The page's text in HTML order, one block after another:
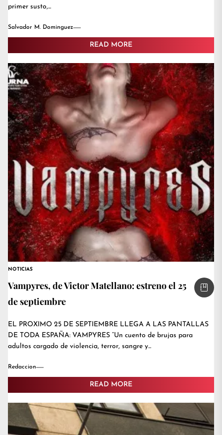
primer susto,...
Salvador M. Dominguez
READ MORE
NOTICIAS
Vampyres, de Victor Matellano: estreno el 25
de septiembre
EL PROXIMO 25 DE SEPTIEMBRE LLEGA A LAS PANTALLAS
DE TODA ESPAÑA: VAMPYRES “Un cuento de brujas para
adultos cargado de violencia, terror, sangre y...
Redaccion
READ MORE